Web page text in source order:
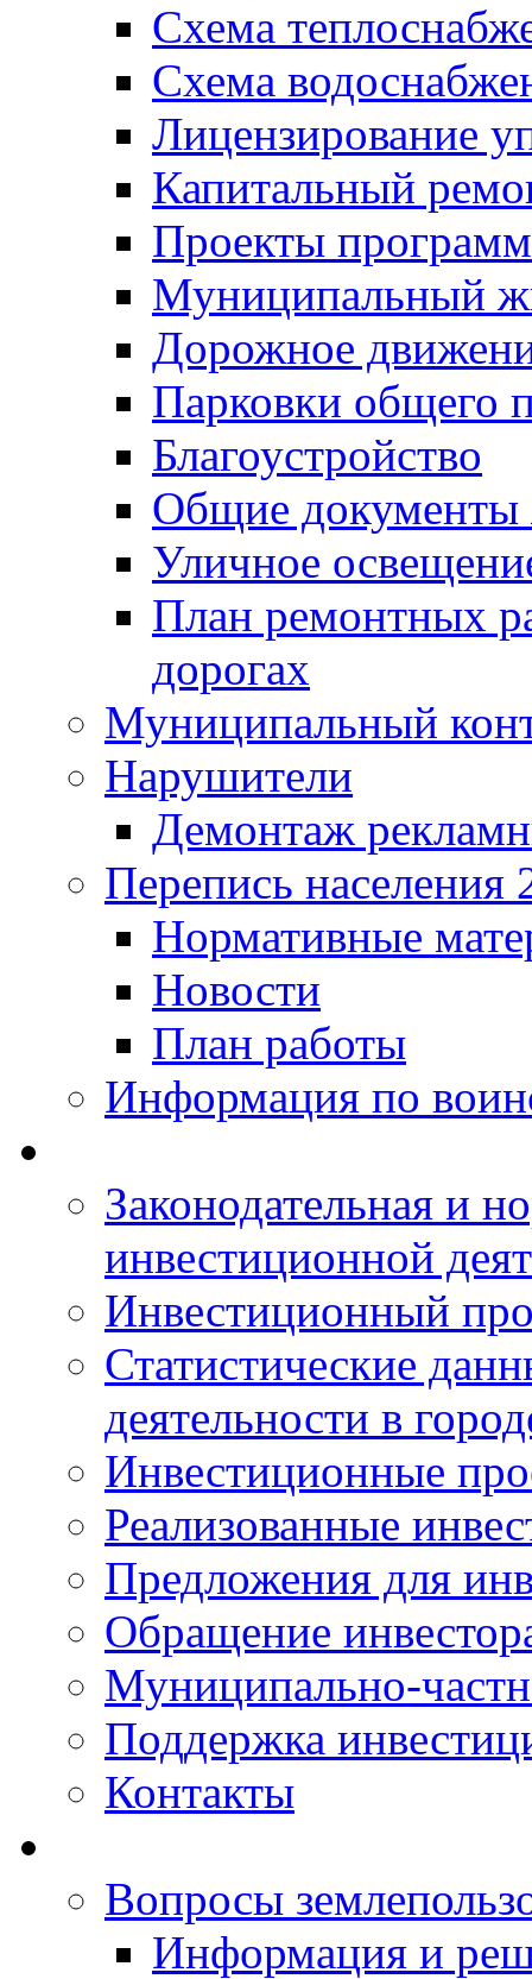
Схема
Схема
Лицензирование
Капитальный
Проекты программ
Муниципальный
Дорожное
Парковки общего
Благоустройство
Общие
Уличное
План ремонтных
дорогах
Муниципальный
Нарушители
Демонтаж
Перепись населения
Нормативные
Новости
План работы
Информация по
Законодательная и
инвестиционной
Инвестиционный
Статистические
деятельности в
Инвестиционные
Реализованные
Предложения для
Обращение
Муниципально-
Поддержка
Контакты
Вопросы
Информация и